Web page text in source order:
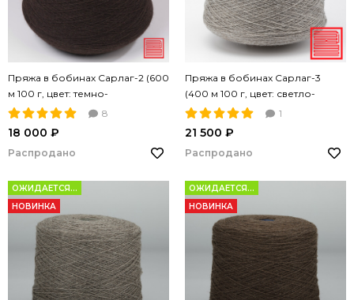
Пряжа в бобинах Сарлаг-2 (600
м 100 г, цвет: темно-
коричневый, 2-ply, пряжа Nm
8
18 000 ₽
Распродано
Пряжа в бобинах Сарлаг-3
(400 м 100 г, цвет: светло-
серый, 3-ply,Nm 12/3)
1
21 500 ₽
Распродано
ОЖИДАЕТСЯ...
НОВИНКА
ОЖИДАЕТСЯ...
НОВИНКА